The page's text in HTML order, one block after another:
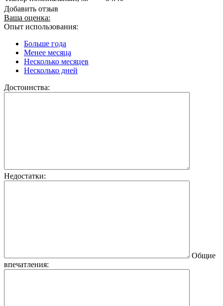
Добавить отзыв
Ваша оценка:
Опыт использования:
Больше года
Менее месяца
Несколько месяцев
Несколько дней
Достоинства:
Недостатки:
Общие
впечатления: